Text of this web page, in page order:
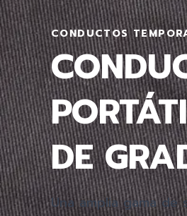
CONDUCTOS
DE
Una amplia gama